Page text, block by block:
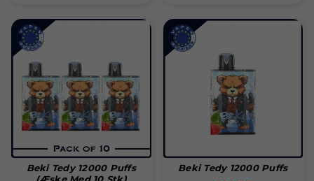
Beki Tedy 12000 Puffs
Beki Tedy 12000 Puffs